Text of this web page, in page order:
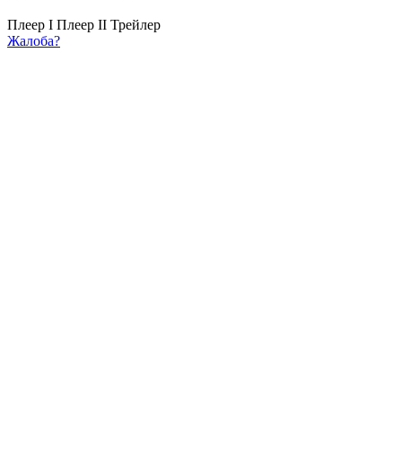
Плеер I Плеер II Трейлер
Жалоба?